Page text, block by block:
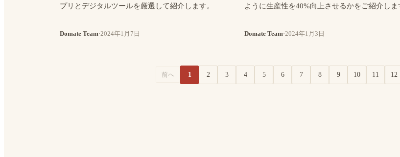
プリとデジタルツールを厳選して紹介します。
Domate Team·2024年1月7日
ように生産性を40%向上させるかをご紹介しま
Domate Team·2024年1月3日
前へ 1 2 3 4 5 6 7 8 9 10 11 12